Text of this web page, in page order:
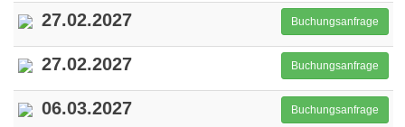
27.02.2027 Buchungsanfrage
27.02.2027 Buchungsanfrage
06.03.2027 Buchungsanfrage